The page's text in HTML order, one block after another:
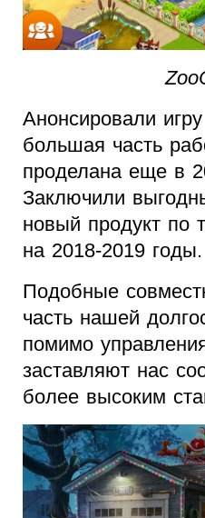
Анонсировали
большая часть
проделана еще в
Заключили
новый продукт по
на 2018-2019 годы.
Подобные
часть нашей
помимо
заставляют нас
более высоким